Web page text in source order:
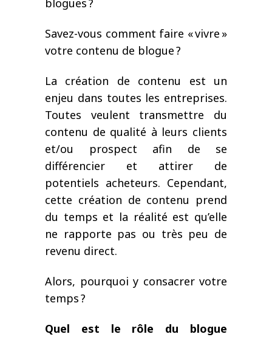
blogues ?
Savez-vous comment faire « vivre »
votre contenu de blogue ?
La création de contenu est un
enjeu dans toutes les entreprises.
Toutes veulent transmettre du
contenu de qualité à leurs clients
et/ou prospect afin de se
différencier et attirer de
potentiels acheteurs. Cependant,
cette création de contenu prend
du temps et la réalité est qu’elle
ne rapporte pas ou très peu de
revenu direct.
Alors, pourquoi y consacrer votre
temps ?
Quel est le rôle du blogue